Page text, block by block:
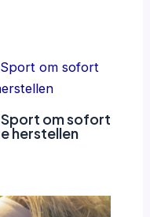
Sport om sofort
herstellen